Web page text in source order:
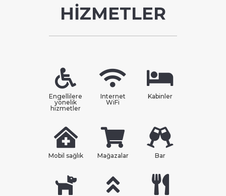
HİZMETLER
Engellilere
yönelik
hizmetler
Internet
WiFi
Kabinler
Mobil sağlık Mağazalar Bar